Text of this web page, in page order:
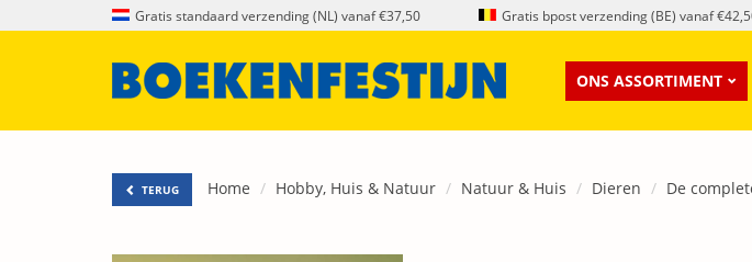
Gratis standaard verzending (NL) vanaf €37,50 Gratis bpost verzending (BE) vanaf
ONS ASSORTIMENT
TERUG Home Hobby, Huis & Natuur Natuur & Huis Dieren De